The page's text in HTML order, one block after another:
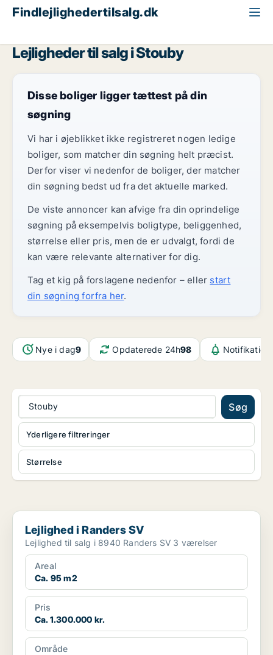
Findlejlighedertilsalg.dk
Lejligheder til salg i Stouby
Disse boliger ligger tættest på din
søgning
Vi har i øjeblikket ikke registreret nogen ledige
boliger, som matcher din søgning helt præcist.
Derfor viser vi nedenfor de boliger, der matcher
din søgning bedst ud fra det aktuelle marked.
De viste annoncer kan afvige fra din oprindelige
søgning på eksempelvis boligtype, beliggenhed,
størrelse eller pris, men de er udvalgt, fordi de
kan være relevante alternativer for dig.
Tag et kig på forslagene nedenfor – eller start
din søgning forfra her.
Nye i dag9 Opdaterede 24h98
Stouby Søg
Størrelse
Yderligere filtreringer
Lejlighed i Randers SV
Lejlighed i Randers SV
Lejlighed til salg i 8940 Randers SV 3 værelser
Areal
Ca. 95 m2
Pris
Ca. 1.300.000 kr.
Område